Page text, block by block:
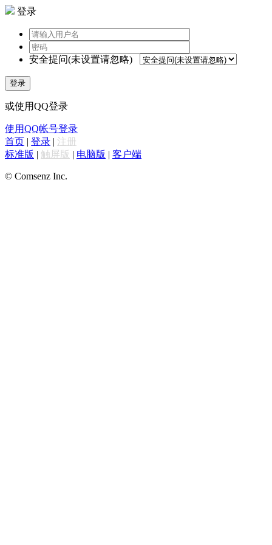
登录
安全提问(未设置请忽略)
登录
或使用QQ登录
使用QQ帐号登录
首页 | 登录 | 注册
标准版 | 触屏版 | 电脑版 | 客户端
© Comsenz Inc.